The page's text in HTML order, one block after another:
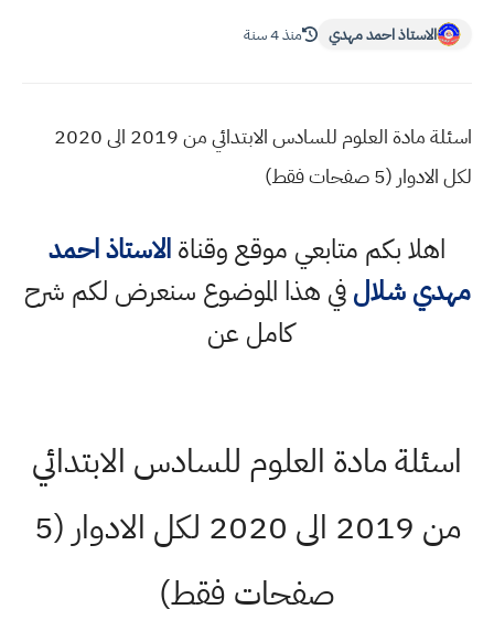
الاستاذ احمد مهدي منذ 4 سنة
اسئلة مادة العلوم للسادس الابتدائي من 2019 الى 2020
لكل الادوار (5 صفحات فقط)
اهلا بكم متابعي موقع وقناةالاستاذ احمد
مهدي شلالفي هذا الموضوع سنعرض لكم شرح
كامل عن
اسئلة مادة العلوم للسادس الابتدائي
من 2019 الى 2020 لكل الادوار (5
صفحات فقط)